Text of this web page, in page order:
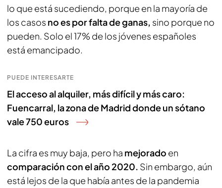
lo que está sucediendo, porque en la mayoría de
los casos no es por falta de ganas, sino porque no
pueden. Solo el 17% de los jóvenes españoles
está emancipado.
PUEDE INTERESARTE
El acceso al alquiler, más difícil y más caro:
Fuencarral, la zona de Madrid donde un sótano
vale 750 euros
La cifra es muy baja, pero ha mejorado en
comparación con el año 2020. Sin embargo, aún
está lejos de la que había antes de la pandemia